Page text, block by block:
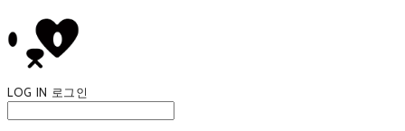
LOG IN 로그인